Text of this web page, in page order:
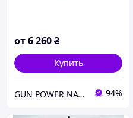
от6 260₴
Купить
GUN POWER NATION 94%